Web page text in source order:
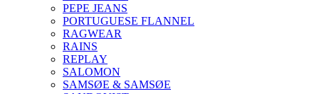
PEPE JEANS
PORTUGUESE FLANNEL
RAGWEAR
RAINS
REPLAY
SALOMON
SAMSØE & SAMSØE